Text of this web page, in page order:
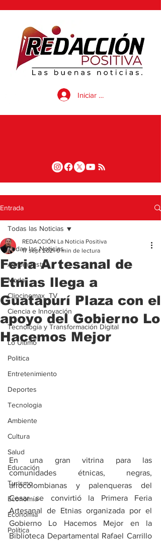
Iniciar sesión
Entrada
Todas las Noticias
Agroindustria
Moda
Clipcinemax_TV
Ciencia e Innovación
Tecnología y Transformación Digital
Lo Ultimo
Politica
Entretenimiento
Deportes
Tecnologia
Ambiente
Cultura
Salud
Educación
Turismo
Economía
Economía
Política
Todas las Noticias
Feria Artesanal de
Etnias llega a
Guatapurí Plaza con el
apoyo del Gobierno Lo
Hacemos Mejor
REDACCIÓN La Noticia Positiva
17 sept 2021 0 min de lectura
En una gran vitrina para las
comunidades étnicas, negras,
afrocolombianas y palenqueras del
Cesar se convirtió la Primera Feria
Artesanal de Etnias organizada por el
Gobierno Lo Hacemos Mejor en la
Biblioteca Departamental Rafael Carrillo